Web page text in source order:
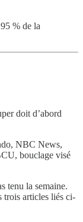
% de la
doit d’abord
NBC News,
bouclage visé
tenu la semaine.
trois articles liés ci-